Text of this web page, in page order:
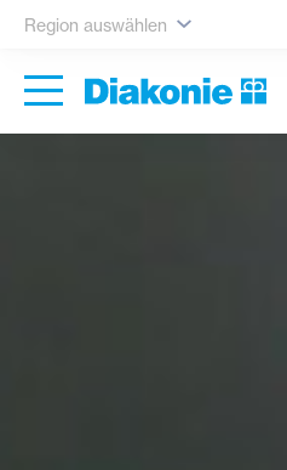
Region auswählen